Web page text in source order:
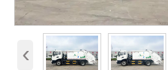
‹